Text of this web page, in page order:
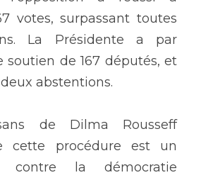
votes, surpassant toutes
La Présidente a par
soutien de 167 députés, et
abstentions.
de Dilma Rousseff
cette procédure est un
contre la démocratie